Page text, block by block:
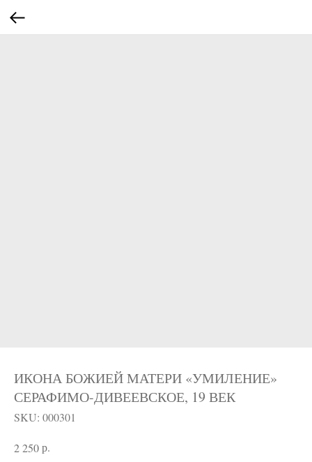
ИКОНА БОЖИЕЙ МАТЕРИ «УМИЛЕНИЕ»
СЕРАФИМО-ДИВЕЕВСКОЕ, 19 ВЕК
SKU: 000301
2 250р.